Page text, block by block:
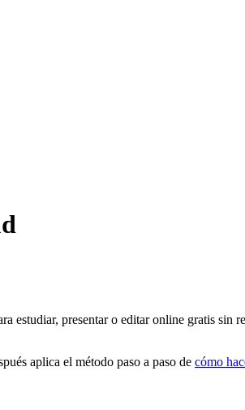
estudiar, presentar o editar online gratis sin
aplica el método paso a paso de cómo